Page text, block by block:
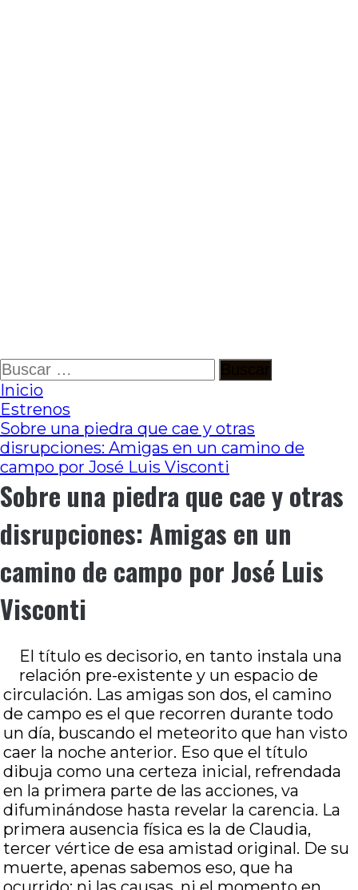
Ir
al
contenido
Buscar:
Inicio
Estrenos
Sobre una piedra que cae y otras
disrupciones: Amigas en un camino de
campo por José Luis Visconti
Sobre una piedra que cae y otras
disrupciones: Amigas en un
camino de campo por José Luis
Visconti
El título es decisorio, en tanto instala una
relación pre-existente y un espacio de
circulación. Las amigas son dos, el camino
de campo es el que recorren durante todo
un día, buscando el meteorito que han visto
caer la noche anterior. Eso que el título
dibuja como una certeza inicial, refrendada
en la primera parte de las acciones, va
difuminándose hasta revelar la carencia. La
primera ausencia física es la de Claudia,
tercer vértice de esa amistad original. De su
muerte, apenas sabemos eso, que ha